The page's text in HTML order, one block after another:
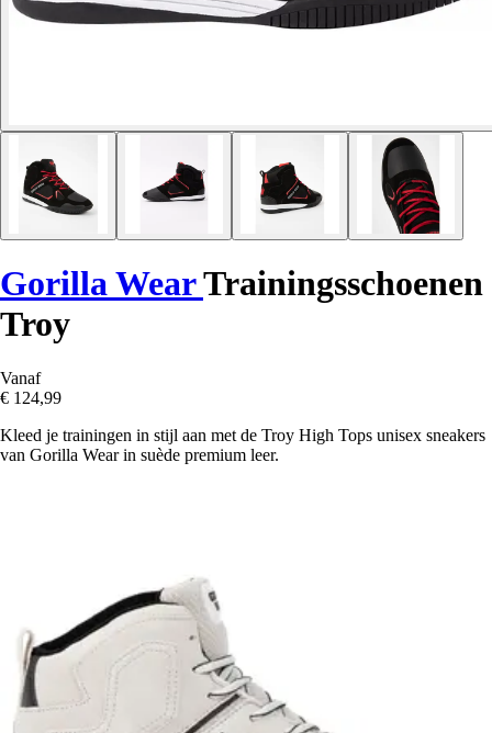
Gorilla WearTrainingsschoenen
Troy
Vanaf
€ 124,99
Kleed je trainingen in stijl aan met de Troy High Tops unisex sneakers
van Gorilla Wear in suède premium leer.